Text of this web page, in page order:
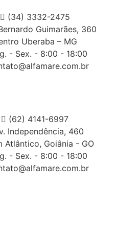
(34) 3332-2475
Guimarães, 360
Uberaba – MG
- Sex. - 8:00 - 18:00
(62) 4141-6997
Independência, 460
Atlântico, Goiânia - GO
- Sex. - 8:00 - 18:00